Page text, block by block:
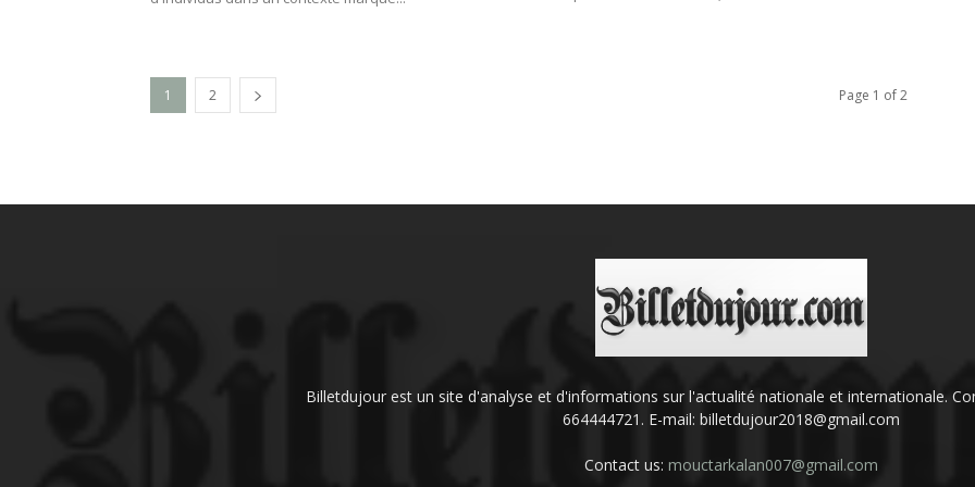
1 2 Page 1 of 2
Billetdujour est un site d'analyse et d'informations sur l'actualité nationale et internationale.
664444721. E-mail: billetdujour2018@gmail.com
Contact us: mouctarkalan007@gmail.com